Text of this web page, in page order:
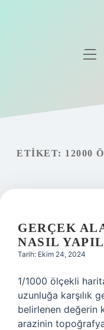
Gizlilik
Yasal Uyarı
Hakkımızda
ETIKET: 12000
GERÇEK
NASIL
Tarih: Ekim 24, 2024
1/1000 ölçekli
uzunluğa karşılık
belirlenen değerin
arazinin